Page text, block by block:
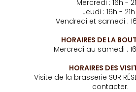
Mercredi : 16h -
Jeudi : 16h - 21h
Vendredi et samedi :
HORAIRES DE LA
Mercredi au samedi :
HORAIRES DES
Visite de la brasserie SUR
contacter.